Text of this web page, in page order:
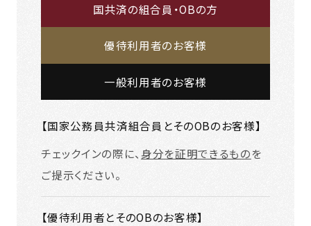
国共済の組合員・OBの方
優待利用者のお客様
一般利用者のお客様
【国家公務員共済組合員とそのOBのお客様】
チェックインの際に、 身分を証明できるものを
ご提示ください。
【優待利用者とそのOBのお客様】